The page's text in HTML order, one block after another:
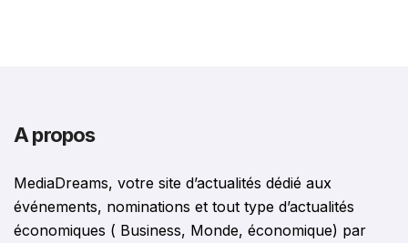
A propos
MediaDreams, votre site d’actualités dédié aux
événements, nominations et tout type d’actualités
économiques ( Business, Monde, économique) par